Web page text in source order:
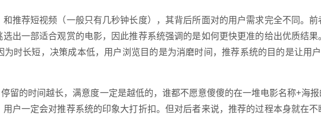
推荐短视频（一般只有几秒钟长度），其背后所面对的用户需求完全不同。前
出一部适合观赏的电影，因此推荐系统强调的是如何更快更准的给出优质结
时长短，决策成本低，用户浏览目的是为消磨时间，推荐系统的目的是让用
留的时间越长，满意度一定是越低的，谁都不愿意傻傻的在一堆电影名称+海报
户一定会对推荐系统的印象大打折扣。但对后者来说，推荐的过程本身就在